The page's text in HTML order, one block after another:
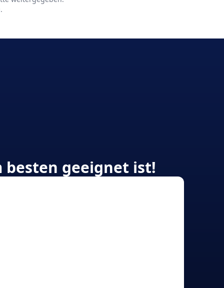
.
besten geeignet ist!